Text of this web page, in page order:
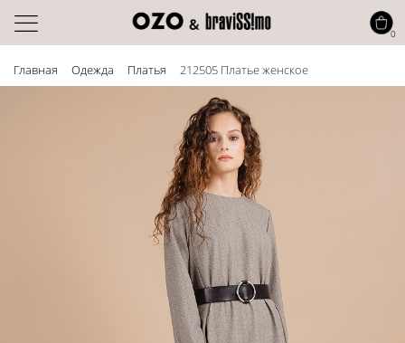
Главная Одежда Платья 212505 Платье женское
0